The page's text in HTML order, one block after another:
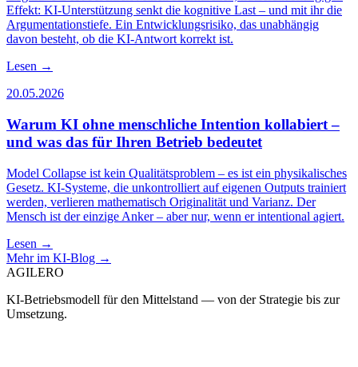
Effekt: KI-Unterstützung senkt die kognitive Last – und mit ihr die
Argumentationstiefe. Ein Entwicklungsrisiko, das unabhängig
davon besteht, ob die KI-Antwort korrekt ist.
Lesen →
20.05.2026
Warum KI ohne menschliche Intention kollabiert –
und was das für Ihren Betrieb bedeutet
Model Collapse ist kein Qualitätsproblem – es ist ein physikalisches
Gesetz. KI-Systeme, die unkontrolliert auf eigenen Outputs trainiert
werden, verlieren mathematisch Originalität und Varianz. Der
Mensch ist der einzige Anker – aber nur, wenn er intentional agiert.
Lesen →
Mehr im KI-Blog →
AGILERO
KI-Betriebsmodell für den Mittelstand — von der Strategie bis zur
Umsetzung.